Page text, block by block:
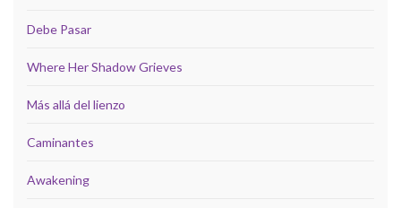
Debe Pasar
Where Her Shadow Grieves
Más allá del lienzo
Caminantes
Awakening